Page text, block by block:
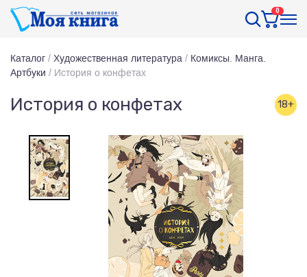
0
Каталог / Художественная литература / Комиксы. Манга.
Артбуки / История о конфетах
История о конфетах 18+